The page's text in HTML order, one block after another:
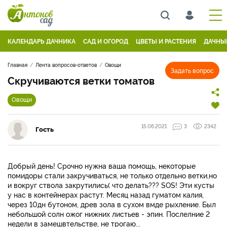
КАЛЕНДАРЬ ДАЧНИКА САД И ОГОРОД ЦВЕТЫ И РАСТЕНИЯ
Задать вопрос
Главная Лента вопросов-ответов Овощи
Скручиваются ветки томатов
Овощи
Гость 15.06.2021 3 2342
Добрый день! Срочно нужна ваша помощь, некоторые
помидоры стали закручиваться, не только отдельно ветки,но
и вокруг ствола закрутились( что делать??? SOS! Эти кусты
у нас в контейнерах растут. Месяц назад гуматом калия,
через 10дн бутоном, древ зола в сухом вмде рыхление. Был
небольшой солн ожог нижних листьев - эпин. Послелние 2
недели в замешвтельстве, не трогаю...